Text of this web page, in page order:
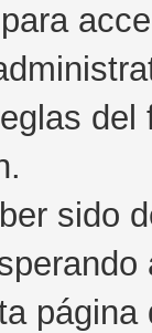
sido